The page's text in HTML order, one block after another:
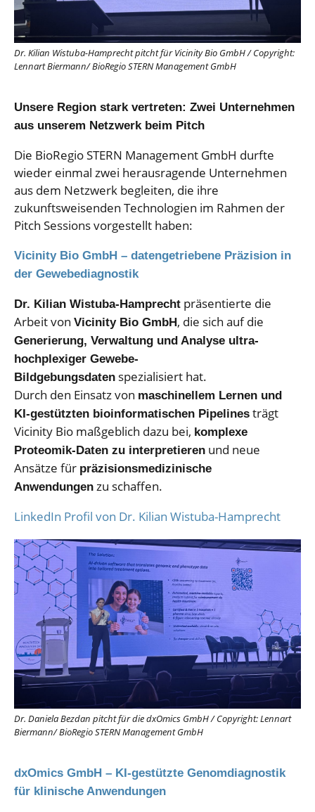
Dr. Kilian Wistuba-Hamprecht pitcht für Vicinity Bio GmbH/Copyright:
Lennart Biermann/ BioRegio STERN Management GmbH
Unsere Region stark vertreten: Zwei Unternehmen
aus unserem Netzwerk beim Pitch
Die BioRegio STERN Management GmbH durfte
wieder einmal zwei herausragende Unternehmen
aus dem Netzwerk begleiten, die ihre
zukunftsweisenden Technologien im Rahmen der
Pitch Sessions vorgestellt haben:
Vicinity Bio GmbH – datengetriebene Präzision in
der Gewebediagnostik
Dr. Kilian Wistuba-Hamprecht präsentierte die
Arbeit von Vicinity Bio GmbH, die sich auf die
Generierung, Verwaltung und Analyse ultra-
hochplexiger Gewebe-
Bildgebungsdaten spezialisiert hat.
Durch den Einsatz von maschinellem Lernen und
KI-gestützten bioinformatischen Pipelines trägt
Vicinity Bio maßgeblich dazu bei, komplexe
Proteomik-Daten zu interpretieren und neue
Ansätze für präzisionsmedizinische
Anwendungen zu schaffen.
LinkedIn Profil von Dr. Kilian Wistuba-Hamprecht
Dr. Daniela Bezdan pitcht für die dxOmics GmbH/Copyright: Lennart
Biermann/ BioRegio STERN Management GmbH
dxOmics GmbH – KI-gestützte Genomdiagnostik
für klinische Anwendungen